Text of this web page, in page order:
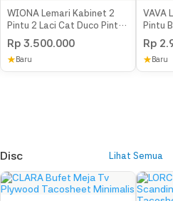
air kemudian langsung seka
WIONA Lemari Kabinet 2
Pintu 2 Laci Cat Duco Pintu
Jati
Rp3.500.000
★ Baru
VAVA
Pintu
Rp
★ Baru
Lihat Semua